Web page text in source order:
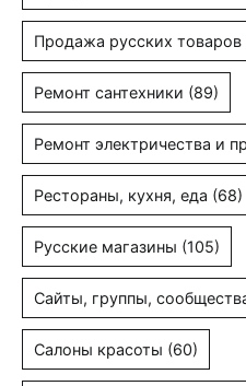
Продажа русских товаров
Ремонт сантехники (89)
Ремонт электричества и
Рестораны, кухня, еда (68)
Русские магазины (105)
Сайты, группы,
Салоны красоты (60)